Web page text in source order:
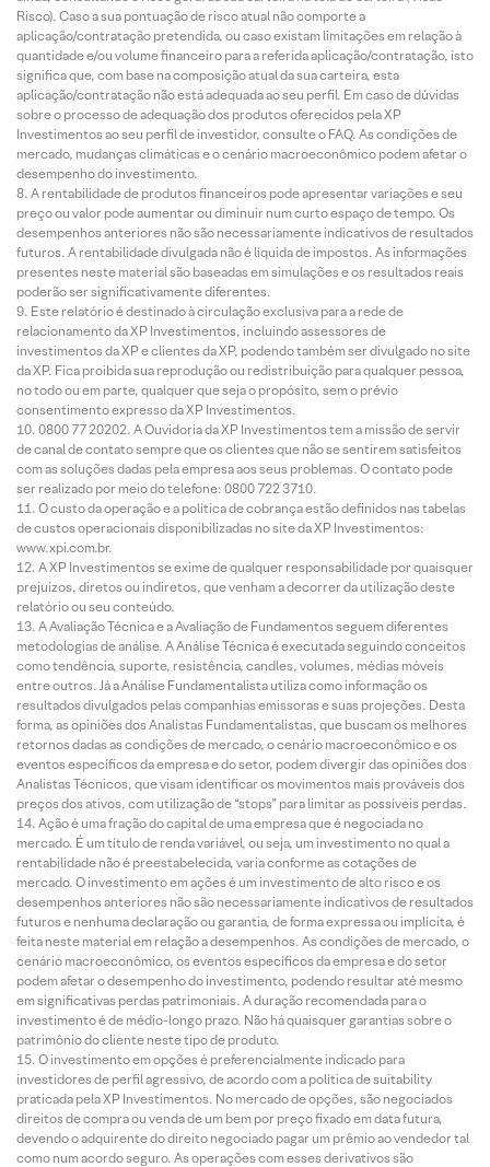
Risco). Caso a sua pontuação de risco atual não comporte a
aplicação/contratação pretendida, ou caso existam limitações em relação à
quantidade e/ou volume financeiro para a referida aplicação/contratação, isto
significa que, com base na composição atual da sua carteira, esta
aplicação/contratação não está adequada ao seu perfil. Em caso de dúvidas
sobre o processo de adequação dos produtos oferecidos pela XP
Investimentos ao seu perfil de investidor, consulte o FAQ. As condições de
mercado, mudanças climáticas e o cenário macroeconômico podem afetar o
desempenho do investimento.
A rentabilidade de produtos financeiros pode apresentar variações e seu
preço ou valor pode aumentar ou diminuir num curto espaço de tempo. Os
desempenhos anteriores não são necessariamente indicativos de resultados
futuros. A rentabilidade divulgada não é líquida de impostos. As informações
presentes neste material são baseadas em simulações e os resultados reais
poderão ser significativamente diferentes.
Este relatório é destinado à circulação exclusiva para a rede de
relacionamento da XP Investimentos, incluindo assessores de
investimentos da XP e clientes da XP, podendo também ser divulgado no site
da XP. Fica proibida sua reprodução ou redistribuição para qualquer pessoa,
no todo ou em parte, qualquer que seja o propósito, sem o prévio
consentimento expresso da XP Investimentos.
0800 77 20202. A Ouvidoria da XP Investimentos tem a missão de servir
de canal de contato sempre que os clientes que não se sentirem satisfeitos
com as soluções dadas pela empresa aos seus problemas. O contato pode
ser realizado por meio do telefone: 0800 722 3710.
O custo da operação e a política de cobrança estão definidos nas tabelas
de custos operacionais disponibilizadas no site da XP Investimentos:
www.xpi.com.br.
A XP Investimentos se exime de qualquer responsabilidade por quaisquer
prejuízos, diretos ou indiretos, que venham a decorrer da utilização deste
relatório ou seu conteúdo.
A Avaliação Técnica e a Avaliação de Fundamentos seguem diferentes
metodologias de análise. A Análise Técnica é executada seguindo conceitos
como tendência, suporte, resistência, candles, volumes, médias móveis
entre outros. Já a Análise Fundamentalista utiliza como informação os
resultados divulgados pelas companhias emissoras e suas projeções. Desta
forma, as opiniões dos Analistas Fundamentalistas, que buscam os melhores
retornos dadas as condições de mercado, o cenário macroeconômico e os
eventos específicos da empresa e do setor, podem divergir das opiniões dos
Analistas Técnicos, que visam identificar os movimentos mais prováveis dos
preços dos ativos, com utilização de “stops” para limitar as possíveis perdas.
Ação é uma fração do capital de uma empresa que é negociada no
mercado. É um título de renda variável, ou seja, um investimento no qual a
rentabilidade não é preestabelecida, varia conforme as cotações de
mercado. O investimento em ações é um investimento de alto risco e os
desempenhos anteriores não são necessariamente indicativos de resultados
futuros e nenhuma declaração ou garantia, de forma expressa ou implícita, é
feita neste material em relação a desempenhos. As condições de mercado, o
cenário macroeconômico, os eventos específicos da empresa e do setor
podem afetar o desempenho do investimento, podendo resultar até mesmo
em significativas perdas patrimoniais. A duração recomendada para o
investimento é de médio-longo prazo. Não há quaisquer garantias sobre o
patrimônio do cliente neste tipo de produto.
O investimento em opções é preferencialmente indicado para
investidores de perfil agressivo, de acordo com a política de suitability
praticada pela XP Investimentos. No mercado de opções, são negociados
direitos de compra ou venda de um bem por preço fixado em data futura,
devendo o adquirente do direito negociado pagar um prêmio ao vendedor tal
como num acordo seguro. As operações com esses derivativos são